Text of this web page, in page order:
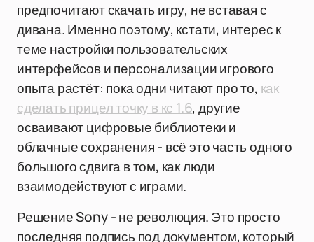
предпочитают скачать игру, не вставая с
дивана. Именно поэтому, кстати, интерес к
теме настройки пользовательских
интерфейсов и персонализации игрового
опыта растёт: пока одни читают про то, как
сделать прицел точку в кс 1.6, другие
осваивают цифровые библиотеки и
облачные сохранения - всё это часть одного
большого сдвига в том, как люди
взаимодействуют с играми.
Решение Sony - не революция. Это просто
последняя подпись под документом, который